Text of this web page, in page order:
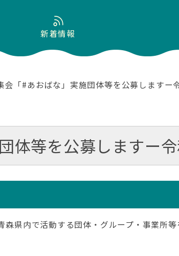
新着情報
会「#あおばな」実施団体等を公募しますー
体等を公募しますー
県内で活動する団体・グループ・事業所